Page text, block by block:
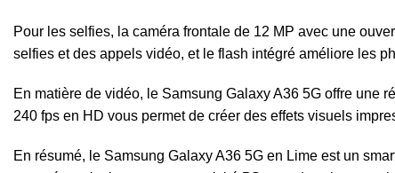
Pour les selfies, la caméra frontale de 12 MP avec une
selfies et des appels vidéo, et le flash intégré améliore les
En matière de vidéo, le Samsung Galaxy A36 5G offre une
240 fps en HD vous permet de créer des effets visuels
En résumé, le Samsung Galaxy A36 5G en Lime est un